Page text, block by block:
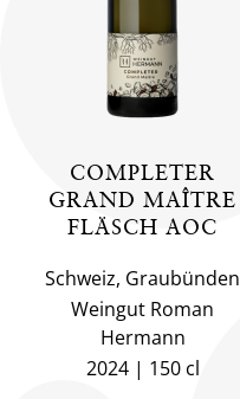
COMPLETER
GRAND MAÎTRE
FLÄSCH AOC
Schweiz, Graubünden
Weingut Roman
Hermann
2024
150 cl